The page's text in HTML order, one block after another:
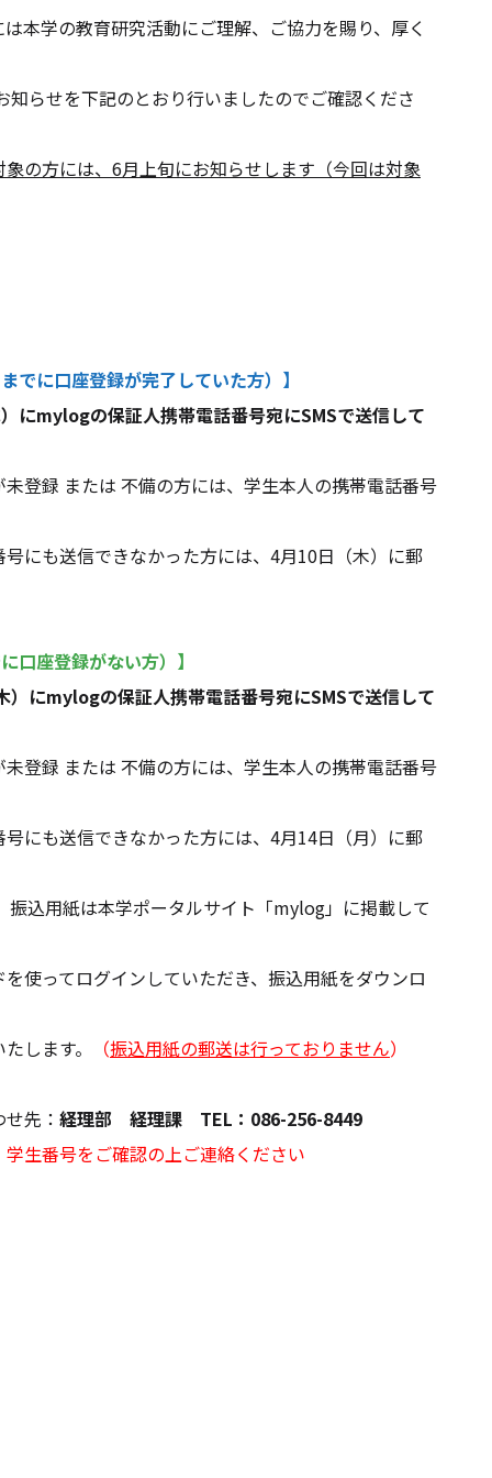
ご理解、ご協力を賜り、厚く
行いましたのでご確認くださ
の方には、6月上旬にお知らせします（今回は対象
までに口座登録が完了していた方） 】
にmylogの保証人携帯電話番号宛にSMSで送信して
は、学生本人の携帯電話番号
方には、4月10日（木）に郵
口座登録がない方） 】
）にmylogの保証人携帯電話番号宛にSMSで送信して
は、学生本人の携帯電話番号
方には、4月14日（月）に郵
サイト「mylog」に掲載して
ただき、振込用紙をダウンロ
。
（振込用紙の郵送は行っておりません）
経理部 経理課 TEL：086-256-8449
生番号をご確認の上ご連絡ください